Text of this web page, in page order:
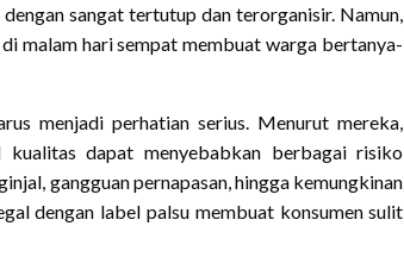
sangat tertutup dan terorganisir. Namun,
malam hari sempat membuat warga bertanya-
menjadi perhatian serius. Menurut mereka,
dapat menyebabkan berbagai risiko
gangguan pernapasan, hingga kemungkinan
dengan label palsu membuat konsumen sulit